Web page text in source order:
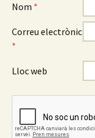
Nom *
Correu electrònic
*
Lloc web